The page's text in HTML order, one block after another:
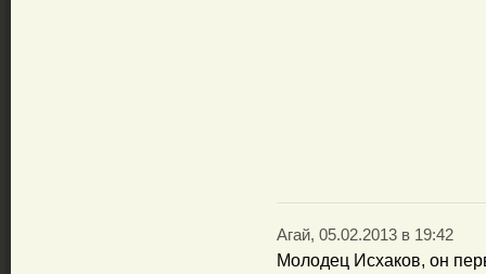
Агай, 05.02.2013 в 19:42
Молодец Исхаков, он